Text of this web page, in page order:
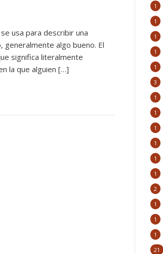
usa para describir una
generalmente algo bueno. El
significa literalmente
la que alguien […]
1
1
1
1
1
3
1
1
1
1
1
1
2
1
1
1
21